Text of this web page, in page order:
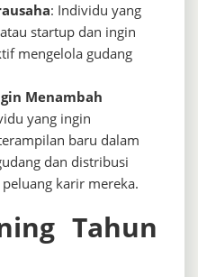
: Individu yang
startup dan ingin
mengelola gudang
Menambah
yang ingin
baru dalam
dan distribusi
karir mereka.
Tahun